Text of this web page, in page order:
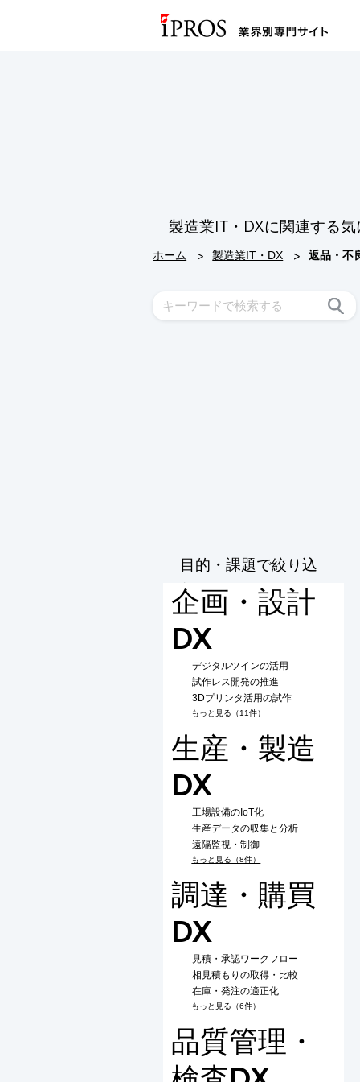
製造業IT・DXに関連する
ホーム > 製造業IT・DX > 返品・不
目的・課題で絞り込
む
企画・設計
DX
デジタルツインの活用
試作レス開発の推進
3Dプリンタ活用の試作
もっと見る（11件）
生産・製造
DX
工場設備のIoT化
生産データの収集と分析
遠隔監視・制御
もっと見る（8件）
調達・購買
DX
見積・承認ワークフロー
相見積もりの取得・比較
在庫・発注の適正化
もっと見る（6件）
品質管理・